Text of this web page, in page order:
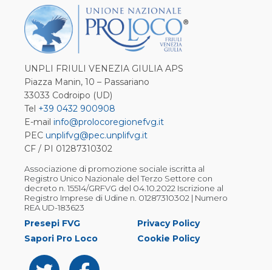
UNPLI FRIULI VENEZIA GIULIA APS
Piazza Manin, 10 – Passariano
33033 Codroipo (UD)
Tel +39 0432 900908
E-mail info@prolocoregionefvg.it
PEC unplifvg@pec.unplifvg.it
CF / PI 01287310302
Associazione di promozione sociale iscritta al
Registro Unico Nazionale del Terzo Settore con
decreto n. 15514/GRFVG del 04.10.2022 Iscrizione al
Registro Imprese di Udine n. 01287310302 | Numero
REA UD-183623
Presepi FVG
Sapori Pro Loco
Privacy Policy
Cookie Policy